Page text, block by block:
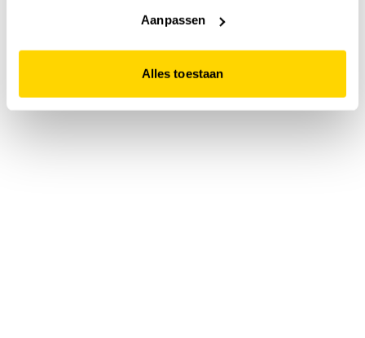
website niet optimaal functioneert.
Aanpassen
Alles toestaan